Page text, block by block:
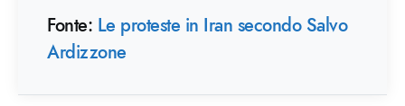
Fonte: Le proteste in Iran secondo Salvo
Ardizzone